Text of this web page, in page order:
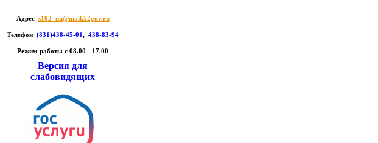
Адрес s102_nn@mail.52gov.ru
Телефон (831)438-45-01 , 438-83-94
Режим работы c 08.00 - 17.00
Версия для
слабовидящих